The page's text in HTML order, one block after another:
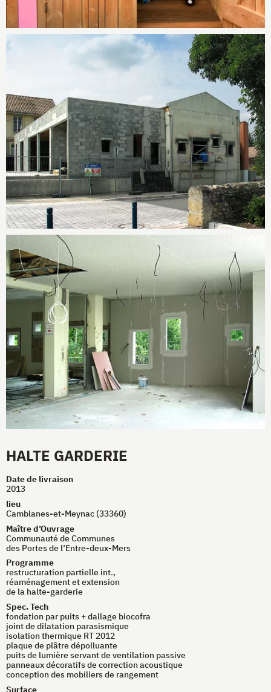
HALTE GARDERIE
Date de livraison
2013
lieu
Camblanes-et-Meynac (33360)
Maître d’Ouvrage
Communauté de Communes
des Portes de l’Entre-deux-Mers
Programme
restructuration partielle int.,
réaménagement et extension
de la halte-garderie
Spec. Tech
fondation par puits + dallage biocofra
joint de dilatation parasismique
isolation thermique RT 2012
plaque de plâtre dépolluante
puits de lumière servant de ventilation passive
panneaux décoratifs de correction acoustique
conception des mobiliers de rangement
Surface